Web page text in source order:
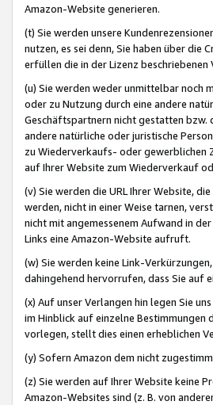
Amazon-Website generieren.
(t) Sie werden unsere
nutzen, es sei denn, Sie haben über die
erfüllen die in der Lizenz beschriebenen
(u) Sie werden weder unmittelbar noch
oder zu Nutzung durch eine andere
Geschäftspartnern nicht gestatten bzw.
andere natürliche oder juristische
zu Wiederverkaufs- oder gewerblichen
auf Ihrer Website zum Wiederverkauf
(v) Sie werden die URL Ihrer Website,
werden, nicht in einer Weise tarnen,
nicht mit angemessenem Aufwand in
Links eine Amazon-Website aufruft.
(w) Sie werden keine Link-
dahingehend hervorrufen, dass Sie auf
(x) Auf unser Verlangen hin legen Sie
im Hinblick auf einzelne Bestimmungen
vorlegen, stellt dies einen erheblichen
(y) Sofern Amazon dem nicht
(z) Sie werden auf Ihrer Website keine
Amazon-Websites sind (z. B. von